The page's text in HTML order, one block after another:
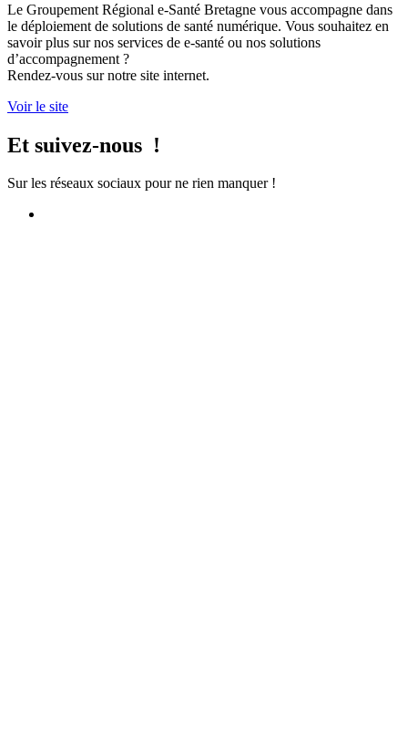
Le Groupement Régional e-Santé Bretagne vous accompagne dans
le déploiement de solutions de santé numérique. Vous souhaitez en
savoir plus sur nos services de e-santé ou nos solutions
d’accompagnement ?
Rendez-vous sur notre site internet.
Voir le site
Et suivez-nous !
Sur les réseaux sociaux pour ne rien manquer !